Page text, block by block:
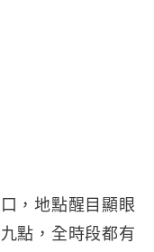
，地點醒目顯眼
點，全時段都有